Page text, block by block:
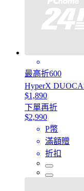
最高折600
HyperX
$1,890
下單再折
$2,990
P幣
滿額贈
折扣